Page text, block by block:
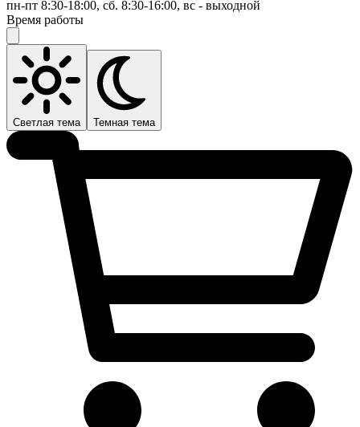
пн-пт 8:30-18:00, сб. 8:30-16:00, вс - выходной
Время работы
Светлая тема Темная тема